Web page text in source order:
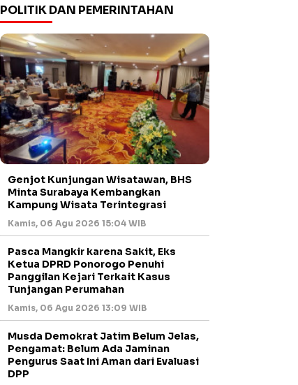
POLITIK DAN PEMERINTAHAN
Genjot Kunjungan Wisatawan, BHS
Minta Surabaya Kembangkan
Kampung Wisata Terintegrasi
Kamis, 06 Agu 2026 15:04 WIB
Pasca Mangkir karena Sakit, Eks
Ketua DPRD Ponorogo Penuhi
Panggilan Kejari Terkait Kasus
Tunjangan Perumahan
Kamis, 06 Agu 2026 13:09 WIB
Musda Demokrat Jatim Belum Jelas,
Pengamat: Belum Ada Jaminan
Pengurus Saat Ini Aman dari Evaluasi
DPP